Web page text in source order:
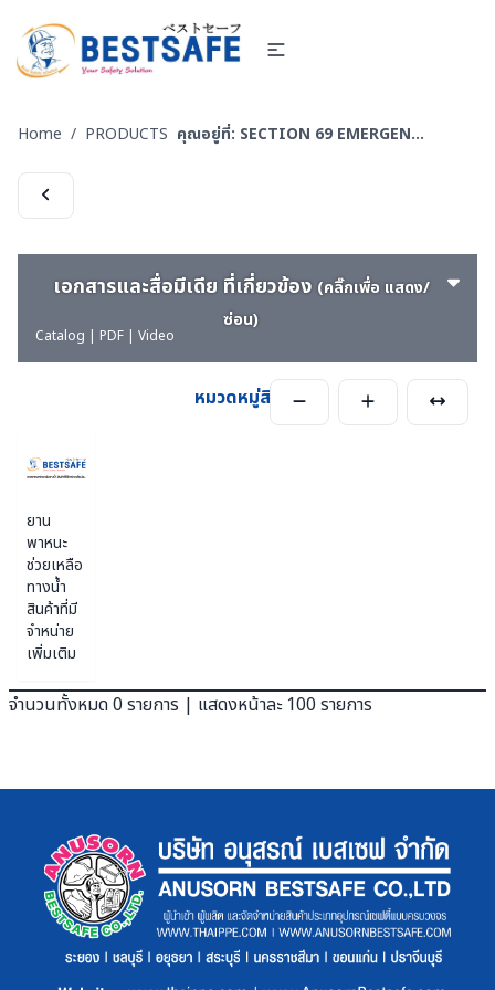
Home / PRODUCTS คุณอยู่ที่: SECTION 69 EMERGENCY-WATER-RESCUS-อุปกรณ์กู้ภัยทางน้ำ
เอกสารและสื่อมีเดีย ที่เกี่ยวข้อง (คลิ๊กเพื่อ แสดง/
ซ่อน)
Catalog | PDF | Video
หมวดหมู่สินค้า
ยาน
พาหนะ
ช่วยเหลือ
ทางน้ำ
สินค้าที่มี
จำหน่าย
เพิ่มเติม
จำนวนทั้งหมด 0 รายการ | แสดงหน้าละ 100 รายการ